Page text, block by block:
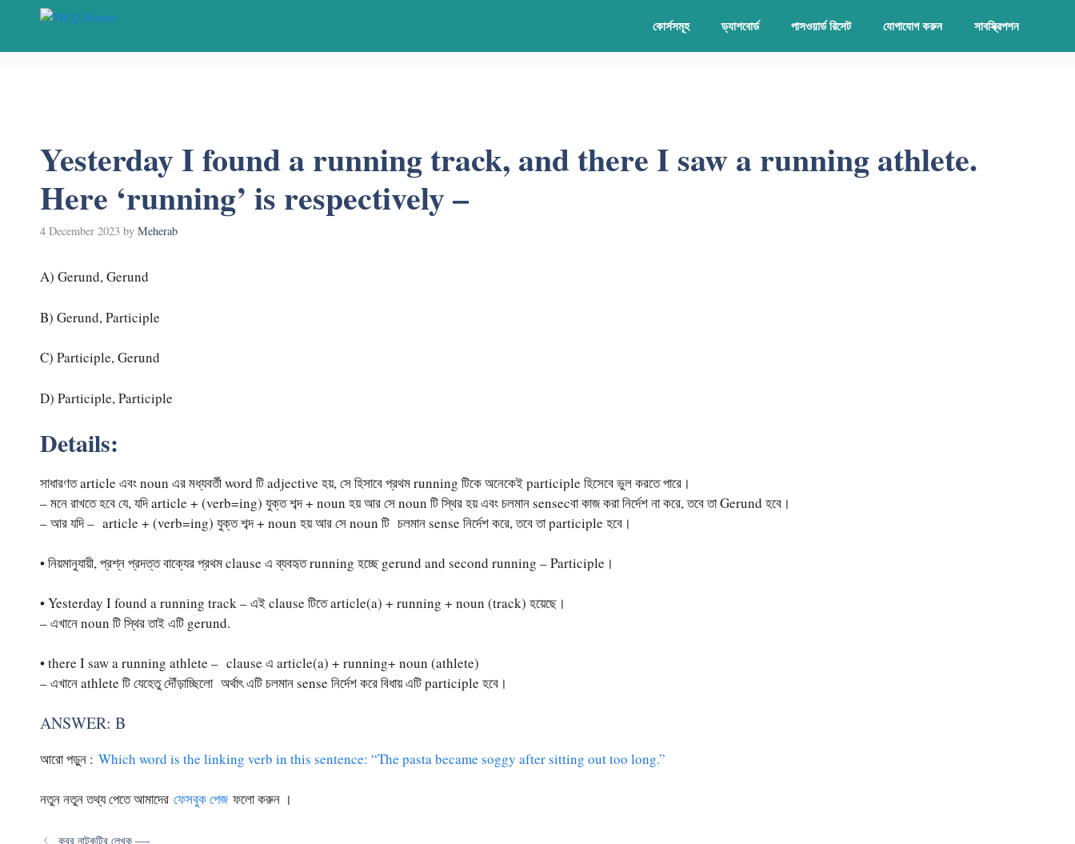
content
কোর্সসমূহ ড্যাশবোর্ড পাসওয়ার্ড রিসেট যোগাযোগ করুন সাবস্ক্রিপশন
Yesterday I found a running track, and there I saw a running athlete.
Here ‘running’ is respectively –
4 December 2023 by Meherab
A) Gerund, Gerund
B) Gerund, Participle
C) Participle, Gerund
D) Participle, Participle
Details:
সাধারণত article এবং noun এর মধ্যবর্তী word টি adjective হয়, সে হিসাবে প্রথম running টিকে অনেকেই participle হিসেবে ভুল করতে পারে।
– মনে রাখতে হবে যে, যদি article + (verb=ing) যুক্ত শব্দ + noun হয় আর সে noun টি স্থির হয় এবং চলমান sensecবা কাজ করা নির্দেশ না করে, তবে তা Gerund হবে।
– আর যদি – article + (verb=ing) যুক্ত শব্দ + noun হয় আর সে noun টি চলমান sense নির্দেশ করে, তবে তা participle হবে।
• নিয়মানুযায়ী, প্রশ্ন প্রদত্ত বাক্যের প্রথম clause এ ব্যবহৃত running হচ্ছে gerund and second running – Participle।
• Yesterday I found a running track – এই clause টিতে article(a) + running + noun (track) হয়েছে।
– এখানে noun টি স্থির তাই এটি gerund.
• there I saw a running athlete – clause এ article(a) + running+ noun (athlete)
– এখানে athlete টি যেহেতু দৌঁড়াচ্ছিলো অর্থাৎ এটি চলমান sense নির্দেশ করে বিধায় এটি participle হবে।
ANSWER: B
আরো পড়ুন : Which word is the linking verb in this sentence: “The pasta became soggy after sitting out too long.”
নতুন নতুন তথ্য পেতে আমাদের ফেসবুক পেজ ফলো করুন ।
কবর নাটকটির লেখক —-